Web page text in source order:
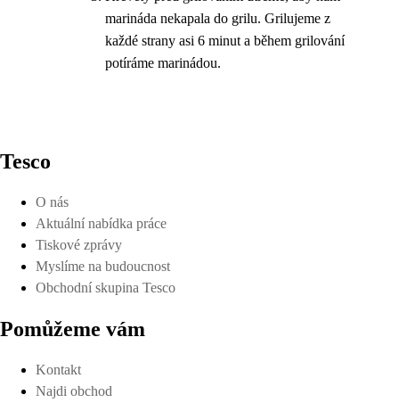
marináda nekapala do grilu. Grilujeme z
každé strany asi 6 minut a během grilování
potíráme marinádou.
Tesco
O nás
Aktuální nabídka práce
Tiskové zprávy
Myslíme na budoucnost
Obchodní skupina Tesco
Pomůžeme vám
Kontakt
Najdi obchod